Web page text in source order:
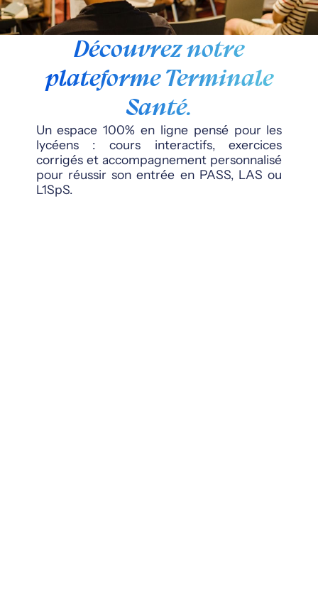
Découvrez notre
plateforme Terminale
Santé.
Un espace 100% en ligne pensé pour les
lycéens : cours interactifs, exercices
corrigés et accompagnement personnalisé
pour réussir son entrée en PASS, LAS ou
L1SpS.